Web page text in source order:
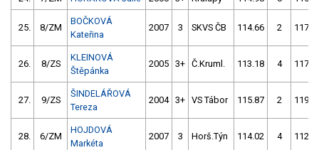
25. 8/ZM
BOČKOVÁ
Kateřina
2007 3 SKVS ČB 114.66 2
26. 8/ZS
KLEINOVÁ
Štěpánka
2005 3+ Č.Kruml. 113.18 4
27. 9/ZS
ŠINDELÁŘOVÁ
Tereza
2004 3+ VS Tábor 115.87 2
28. 6/ZM
HOJDOVÁ
Markéta
2007 3 Horš.Týn 114.02 4